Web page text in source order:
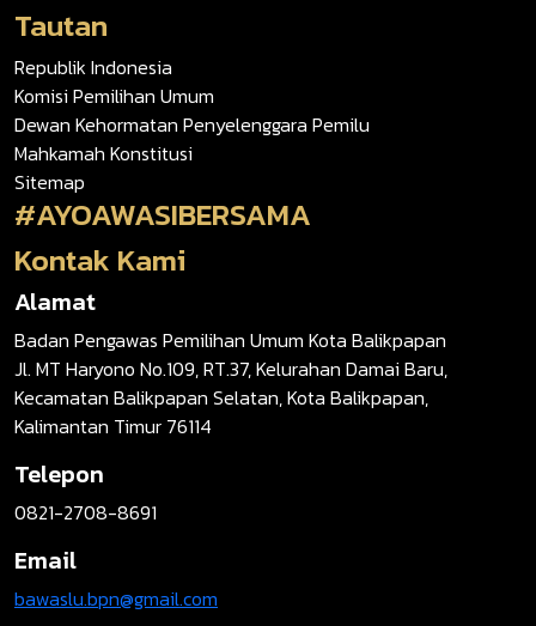
Tautan
Republik Indonesia
Komisi Pemilihan Umum
Dewan Kehormatan Penyelenggara Pemilu
Mahkamah Konstitusi
Sitemap
#AYOAWASIBERSAMA
Kontak Kami
Alamat
Badan Pengawas Pemilihan Umum Kota Balikpapan
Jl. MT Haryono No.109, RT.37, Kelurahan Damai Baru,
Kecamatan Balikpapan Selatan, Kota Balikpapan,
Kalimantan Timur 76114
Telepon
0821-2708-8691
Email
bawaslu.bpn@gmail.com